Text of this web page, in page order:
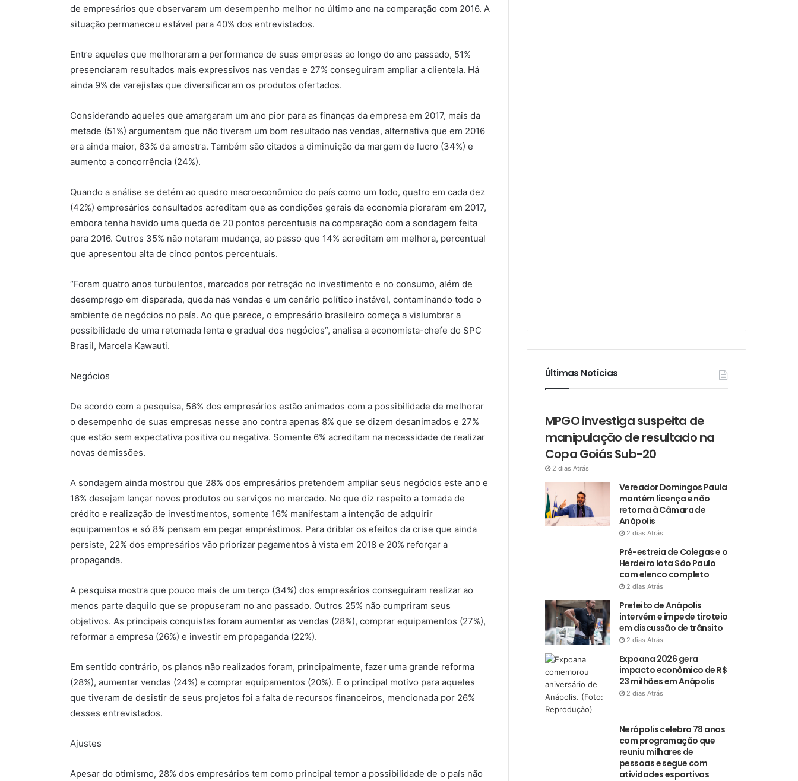
de empresários que observaram um desempenho melhor no último ano na comparação com 2016. A
situação permaneceu estável para 40% dos entrevistados.
Entre aqueles que melhoraram a performance de suas empresas ao longo do ano passado, 51%
presenciaram resultados mais expressivos nas vendas e 27% conseguiram ampliar a clientela. Há
ainda 9% de varejistas que diversificaram os produtos ofertados.
Considerando aqueles que amargaram um ano pior para as finanças da empresa em 2017, mais da
metade (51%) argumentam que não tiveram um bom resultado nas vendas, alternativa que em 2016
era ainda maior, 63% da amostra. Também são citados a diminuição da margem de lucro (34%) e
aumento a concorrência (24%).
Quando a análise se detém ao quadro macroeconômico do país como um todo, quatro em cada dez
(42%) empresários consultados acreditam que as condições gerais da economia pioraram em 2017,
embora tenha havido uma queda de 20 pontos percentuais na comparação com a sondagem feita
para 2016. Outros 35% não notaram mudança, ao passo que 14% acreditam em melhora, percentual
que apresentou alta de cinco pontos percentuais.
“Foram quatro anos turbulentos, marcados por retração no investimento e no consumo, além de
desemprego em disparada, queda nas vendas e um cenário político instável, contaminando todo o
ambiente de negócios no país. Ao que parece, o empresário brasileiro começa a vislumbrar a
possibilidade de uma retomada lenta e gradual dos negócios”, analisa a economista-chefe do SPC
Brasil, Marcela Kawauti.
Negócios
De acordo com a pesquisa, 56% dos empresários estão animados com a possibilidade de melhorar
o desempenho de suas empresas nesse ano contra apenas 8% que se dizem desanimados e 27%
que estão sem expectativa positiva ou negativa. Somente 6% acreditam na necessidade de realizar
novas demissões.
A sondagem ainda mostrou que 28% dos empresários pretendem ampliar seus negócios este ano e
16% desejam lançar novos produtos ou serviços no mercado. No que diz respeito a tomada de
crédito e realização de investimentos, somente 16% manifestam a intenção de adquirir
equipamentos e só 8% pensam em pegar empréstimos. Para driblar os efeitos da crise que ainda
persiste, 22% dos empresários vão priorizar pagamentos à vista em 2018 e 20% reforçar a
propaganda.
A pesquisa mostra que pouco mais de um terço (34%) dos empresários conseguiram realizar ao
menos parte daquilo que se propuseram no ano passado. Outros 25% não cumpriram seus
objetivos. As principais conquistas foram aumentar as vendas (28%), comprar equipamentos (27%),
reformar a empresa (26%) e investir em propaganda (22%).
Em sentido contrário, os planos não realizados foram, principalmente, fazer uma grande reforma
(28%), aumentar vendas (24%) e comprar equipamentos (20%). E o principal motivo para aqueles
que tiveram de desistir de seus projetos foi a falta de recursos financeiros, mencionada por 26%
desses entrevistados.
Ajustes
Apesar do otimismo, 28% dos empresários tem como principal temor a possibilidade de o país não
Últimas Notícias
MPGO investiga suspeita de
manipulação de resultado na
Copa Goiás Sub-20
2 dias Atrás
Vereador Domingos Paula
mantém licença e não
retorna à Câmara de
Anápolis
2 dias Atrás
Pré-estreia de Colegas e o
Herdeiro lota São Paulo
com elenco completo
2 dias Atrás
Prefeito de Anápolis
intervém e impede tiroteio
em discussão de trânsito
2 dias Atrás
Expoana 2026 gera
impacto econômico de R$
23 milhões em Anápolis
2 dias Atrás
Nerópolis celebra 78 anos
com programação que
reuniu milhares de
pessoas e segue com
atividades esportivas